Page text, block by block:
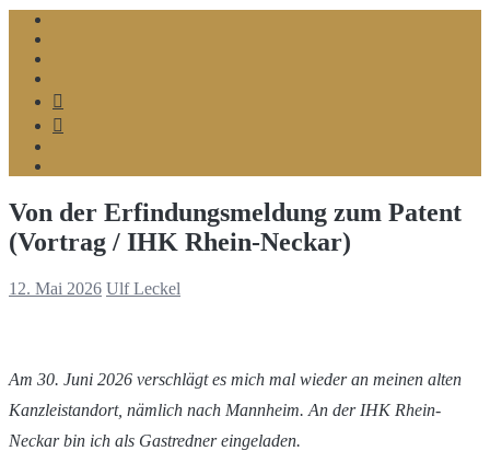
Von der Erfindungsmeldung zum Patent
(Vortrag / IHK Rhein-Neckar)
12. Mai 2026 Ulf Leckel
Am 30. Juni 2026 verschlägt es mich mal wieder an meinen alten
Kanzleistandort, nämlich nach Mannheim. An der IHK Rhein-
Neckar bin ich als Gastredner eingeladen.